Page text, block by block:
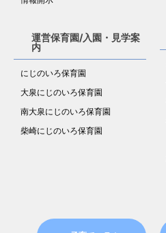
運営保育園/入園・見学案
内
にじのいろ保育園
大泉にじのいろ保育園
南大泉にじのいろ保育園
柴崎にじのいろ保育園